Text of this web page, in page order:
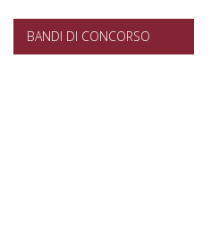
BANDI DI CONCORSO